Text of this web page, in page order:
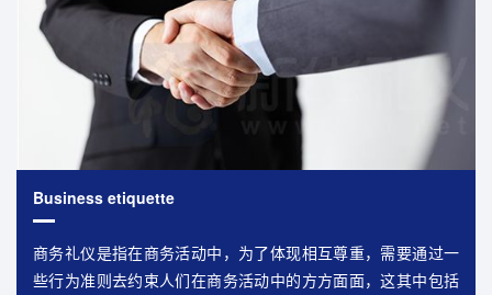
Business etiquette
商务礼仪是指在商务活动中，为了体现相互尊重，需要通过一
些行为准则去约束人们在商务活动中的方方面面，这其中包括